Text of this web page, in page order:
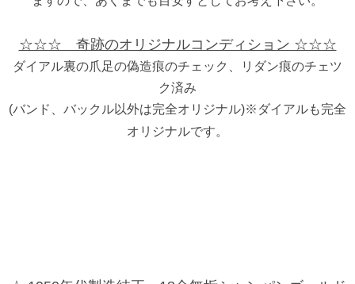
☆☆☆ 奇跡のオリジナルコンディション ☆☆☆
ダイアル裏の爪足の偽造痕のチェック、リダン痕のチェツ
ク済み
(バンド、バックル以外は完全オリジナル)※ダイアルも完全
オリジナルです。